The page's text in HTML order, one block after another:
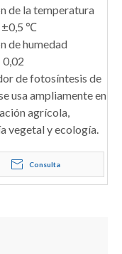
de la temperatura
±0,5 ℃
de humedad
de fotosíntesis de
usa ampliamente en
agrícola,
vegetal y ecología.
Consulta